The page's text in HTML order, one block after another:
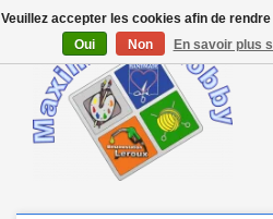
Veuillez accepter les cookies afin de
Oui
Non En savoir plus